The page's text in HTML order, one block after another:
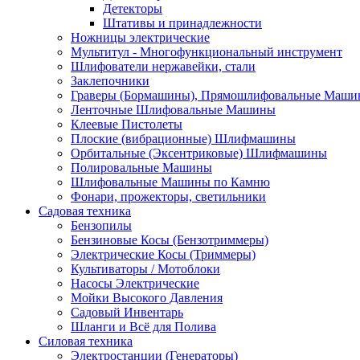
Детекторы
Штативы и принадлежности
Ножницы электрические
Мультитул - Многофункциональный инструмент
Шлифователи нержавейки, стали
Заклепочники
Граверы (Бормашины), Прямошлифовальные
Ленточные Шлифовальные Машины
Клеевые Пистолеты
Плоские (вибрационные) Шлифмашины
Орбитальные (Эксентриковые) Шлифмашины
Полировальные Машины
Шлифовальные Машины по Камню
Фонари, прожекторы, светильники
Садовая техника
Бензопилы
Бензиновые Косы (Бензотриммеры)
Электрические Косы (Триммеры)
Культиваторы / Мотоблоки
Насосы Электрические
Мойки Высокого Давления
Садовый Инвентарь
Шланги и Всё для Полива
Силовая техника
Электростанции (Генераторы)